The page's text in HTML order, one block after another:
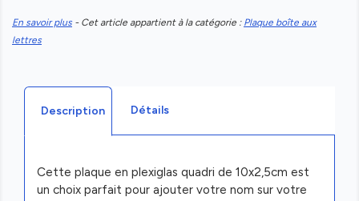
En savoir plus - Cet article appartient à la catégorie : Plaque boîte aux
lettres
Description Détails
Cette plaque en plexiglas quadri de 10x2,5cm est
un choix parfait pour ajouter votre nom sur votre